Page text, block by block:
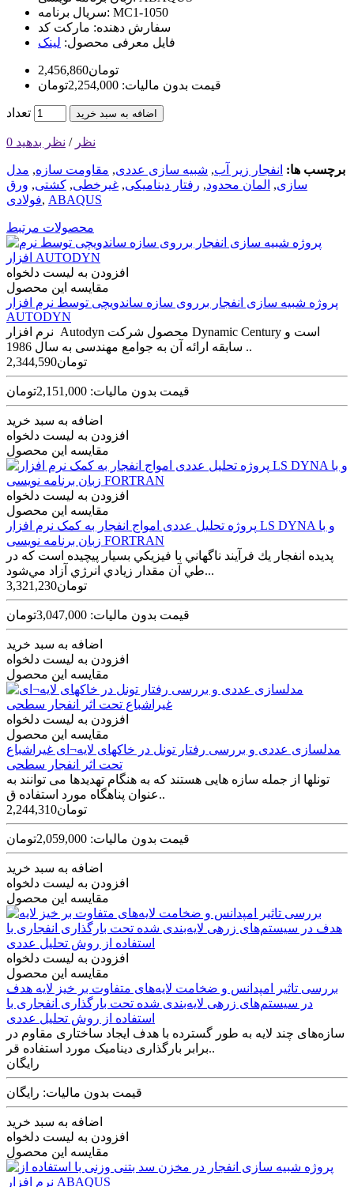
سریال برنامه: MC1-1050
سفارش دهنده: مارکت کد
فایل معرفی محصول: لینک
2,456,860تومان
قیمت بدون مالیات: 2,254,000تومان
تعداد اضافه به سبد خرید
0 نظر / نظر بدهید
برچسب ها: انفجار زیر آب, شبیه سازی عددی, مقاومت سازه, مدل
سازی, المان محدود, رفتار دینامیکی, غیرخطی, کشتی, ورق
فولادی, ABAQUS
محصولات مرتبط
افزودن به لیست دلخواه
مقایسه این محصول
پروژه شبیه سازی انفجار برروی سازه ساندویچی توسط نرم افزار
AUTODYN
نرم افزار Autodyn محصول شرکت Dynamic Century است و
سابقه ارائه آن به جوامع مهندسی به سال 1986 ..
2,344,590تومان
قیمت بدون مالیات: 2,151,000تومان
اضافه به سبد خرید
افزودن به لیست دلخواه
مقایسه این محصول
افزودن به لیست دلخواه
مقایسه این محصول
پروژه تحلیل عددی امواج انفجار به کمک نرم افزار LS DYNA و با
زبان برنامه نویسی FORTRAN
پديده انفجار يك فرآيند ناگهاني با فيزيكي بسيار پيچيده است كه در
طي آن مقدار زيادي انرژي آزاد مي‌شود...
3,321,230تومان
قیمت بدون مالیات: 3,047,000تومان
اضافه به سبد خرید
افزودن به لیست دلخواه
مقایسه این محصول
افزودن به لیست دلخواه
مقایسه این محصول
مدلسازی عددی و بررسی رفتار تونل در خاکهای لایه¬ای غیراشباع
تحت اثر انفجار سطحی
تونل­ها از جمله سازه­ هایی هستند که به هنگام تهدیدها می ­توانند به
عنوان پناهگاه مورد استفاده ق..
2,244,310تومان
قیمت بدون مالیات: 2,059,000تومان
اضافه به سبد خرید
افزودن به لیست دلخواه
مقایسه این محصول
افزودن به لیست دلخواه
مقایسه این محصول
بررسی تاثیر امپدانس و ضخامت لایه‌های متفاوت بر خیز لایه هدف
در سیستم‌های زرهی لایه‌بندی شده تحت بارگذاری انفجاری با
استفاده از روش تحلیل عددی
سازه‌های چند لایه به طور گسترده با هدف ایجاد ساختاری مقاوم در
برابر بارگذاری دینامیک مورد استفاده قر..
رایگان
قیمت بدون مالیات: رایگان
اضافه به سبد خرید
افزودن به لیست دلخواه
مقایسه این محصول